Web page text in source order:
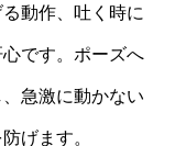
動作、吐く時に
です。ポーズへ
急激に動かない
げます。